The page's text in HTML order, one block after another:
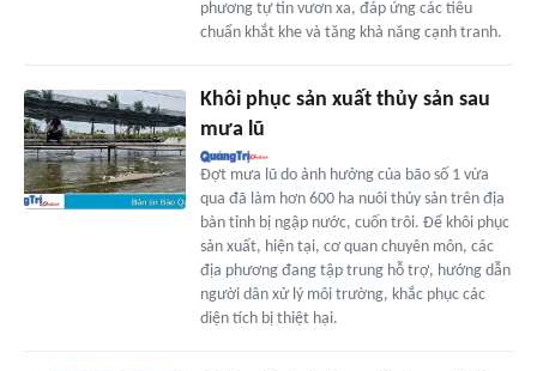
phương tự tin vươn xa, đáp ứng các tiêu
chuẩn khắt khe và tăng khả năng cạnh tranh.
Khôi phục sản xuất thủy sản sau
mưa lũ
Đợt mưa lũ do ảnh hưởng của bão số 1 vừa
qua đã làm hơn 600 ha nuôi thủy sản trên địa
bàn tỉnh bị ngập nước, cuốn trôi. Để khôi phục
sản xuất, hiện tại, cơ quan chuyên môn, các
địa phương đang tập trung hỗ trợ, hướng dẫn
người dân xử lý môi trường, khắc phục các
diện tích bị thiệt hại.